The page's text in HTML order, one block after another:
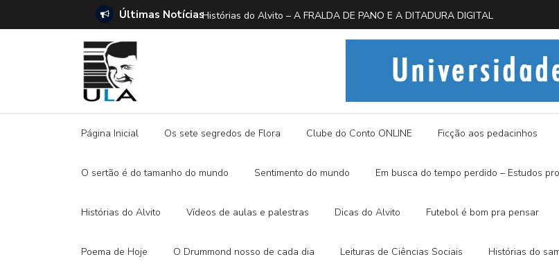
Últimas Notícias
E A DITADURA DIGITAL Histórias do Alvito – EM BUSCA DA BORBOLETA AZUL
Página Inicial Os sete segredos de Flora Clube do Conto ONLINE Ficção aos pedacinhos
O sertão é do tamanho do mundo Sentimento do mundo Em busca do tempo perdido – Estudos
Histórias do Alvito Vídeos de aulas e palestras Dicas do Alvito Futebol é bom pra pensar
Poema de Hoje O Drummond nosso de cada dia Leituras de Ciências Sociais Histórias do